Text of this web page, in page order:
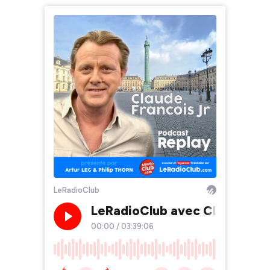
LeRadioClub
LeRadioClub avec Claude
00:00 / 03:39:06